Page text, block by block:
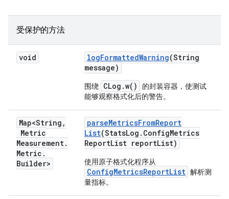
受保护的方法
void logFormattedWarning(String
message)
围绕 CLog.w()
的封装容器，使测试
能够观察格式化后的警告。
Map<String ,
Metric
Measurement.
Metric .
Builder>
parseMetricsFromReport
List(StatsLog . ConfigMetrics
ReportList reportList)
使用原子格式化程序从
ConfigMetricsReportList 解析测
量指标。